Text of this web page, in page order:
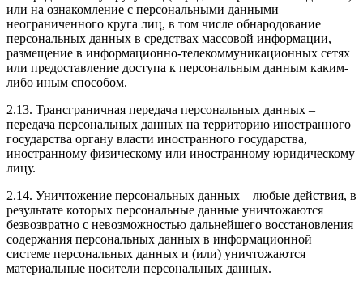
или на ознакомление с персональными данными
неограниченного круга лиц, в том числе обнародование
персональных данных в средствах массовой информации,
размещение в информационно-телекоммуникационных сетях
или предоставление доступа к персональным данным каким-
либо иным способом.
2.13. Трансграничная передача персональных данных –
передача персональных данных на территорию иностранного
государства органу власти иностранного государства,
иностранному физическому или иностранному юридическому
лицу.
2.14. Уничтожение персональных данных – любые действия, в
результате которых персональные данные уничтожаются
безвозвратно с невозможностью дальнейшего восстановления
содержания персональных данных в информационной
системе персональных данных и (или) уничтожаются
материальные носители персональных данных.